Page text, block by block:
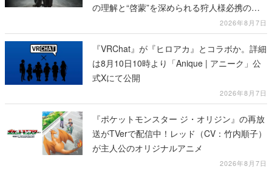
の理解と“啓蒙”を深められる狩人様必携の一
2026年8月7日
『VRChat』が『ヒロアカ』とコラボか。詳細
は8月10日10時より「Anique | アニーク」公
式Xにて公開
2026年8月7日
『ポケットモンスター ジ・オリジン』の再放
送がTVerで配信中！レッド（CV：竹内順子）
が主人公のオリジナルアニメ
2026年8月7日